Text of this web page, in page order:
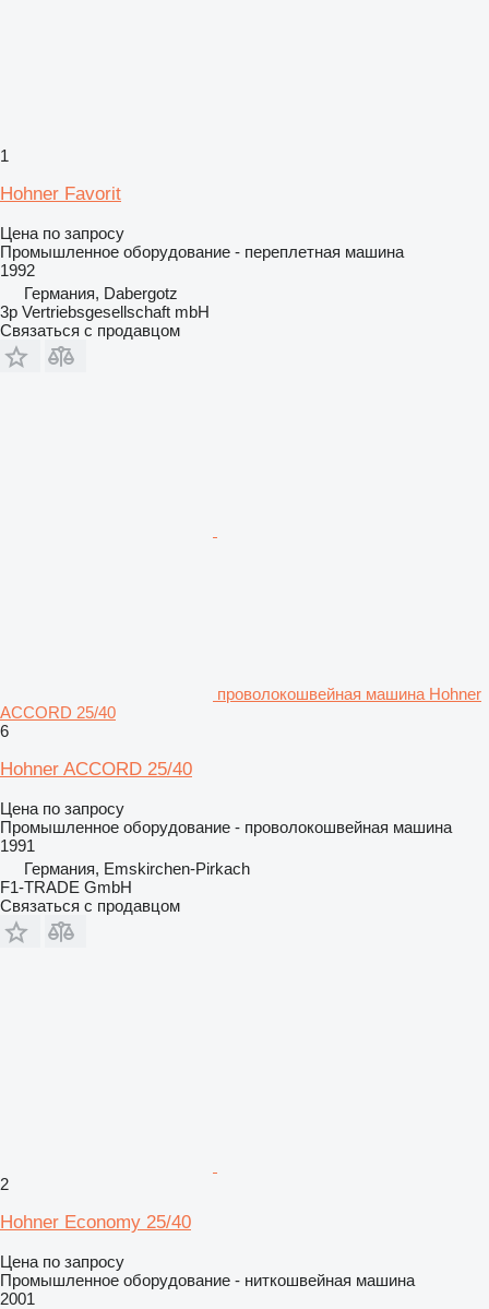
1
Hohner Favorit
Цена по запросу
Промышленное оборудование - переплетная машина
1992
Германия, Dabergotz
3p Vertriebsgesellschaft mbH
Связаться с продавцом
проволокошвейная машина Hohner
ACCORD 25/40
6
Hohner ACCORD 25/40
Цена по запросу
Промышленное оборудование - проволокошвейная машина
1991
Германия, Emskirchen-Pirkach
F1-TRADE GmbH
Связаться с продавцом
2
Hohner Economy 25/40
Цена по запросу
Промышленное оборудование - ниткошвейная машина
2001